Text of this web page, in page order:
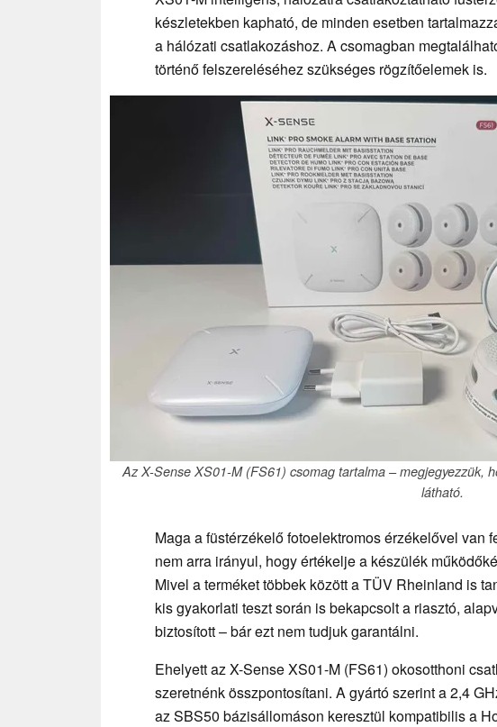
készletekben kapható, de minden esetben
a hálózati csatlakozáshoz. A csomagban
történő felszereléséhez szükséges rögzítőelemek is.
Az X-Sense XS01-M (FS61) csomag tartalma – megjegyezzük,
látható.
Maga a füstérzékelő fotoelektromos érzékelővel van
nem arra irányul, hogy értékelje a készülék
Mivel a terméket többek között a TÜV Rheinland is
kis gyakorlati teszt során is bekapcsolt a riasztó,
biztosított – bár ezt nem tudjuk garantálni.
Ehelyett az X-Sense XS01-M (FS61) okosotthoni
szeretnénk összpontosítani. A gyártó szerint a 2,4
az SBS50 bázisállomáson keresztül kompatibilis a